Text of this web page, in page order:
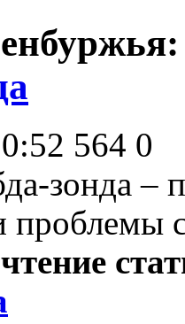
564 0
зонда –
проблемы